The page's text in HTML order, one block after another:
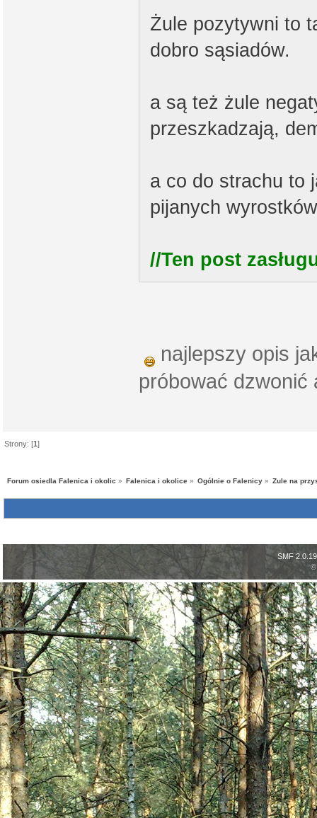
Żule pozytywni to
dobro sąsiadów.
a są też żule
przeszkadzają,
a co do strachu to
pijanych
//Ten post
najlepszy opis
próbować dzwonić
Strony: [1]
Forum osiedla Falenica i okolic » Falenica i okolice » Ogólnie o Falenicy » Zule na
SMF 2.0.19
©